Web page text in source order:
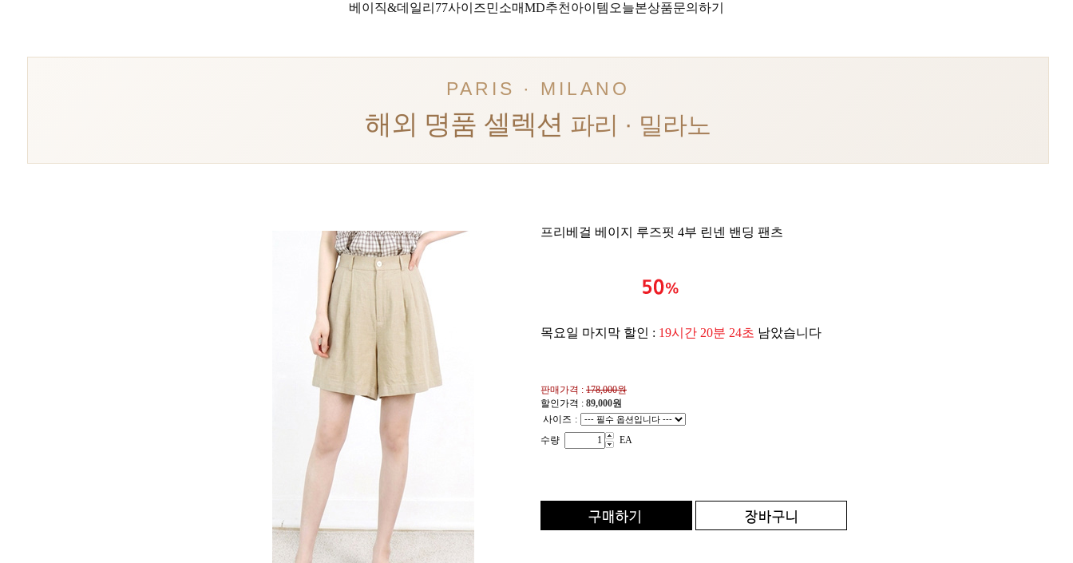
베이직&데일리 77사이즈민소매MD추천아이템 오늘본상품문의하기
PARIS · MILANO
해외 명품 셀렉션 파리 · 밀라노
프리베걸 베이지 루즈핏 4부 린넨 밴딩 팬츠
목요일 마지막 할인 : 19시간 20분 23초 남았습니다
판매가격 : 178,000원
할인가격 : 89,000원
사이즈 :
수량
EA